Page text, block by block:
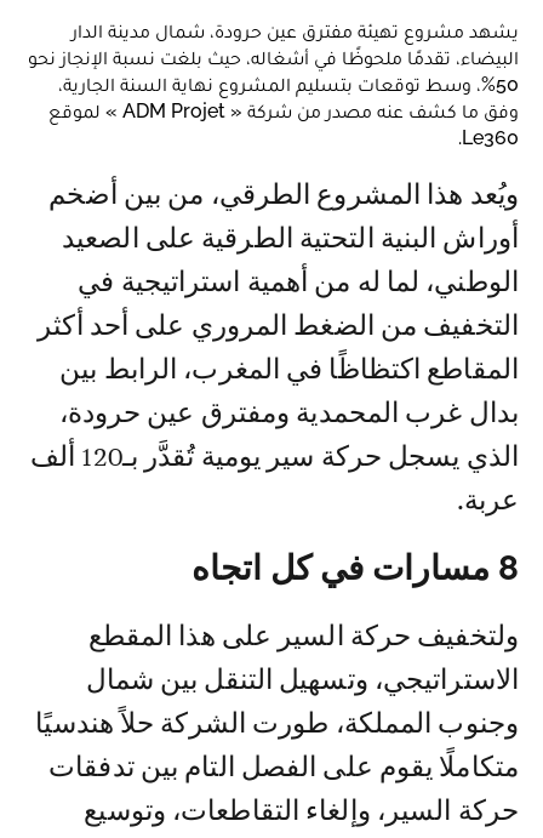
يشهد مشروع تهيئة مفترق عين حرودة، شمال مدينة الدار
البيضاء، تقدمًا ملحوظًا في أشغاله، حيث بلغت نسبة الإنجاز نحو
50%، وسط توقعات بتسليم المشروع نهاية السنة الجارية،
وفق ما كشف عنه مصدر من شركة « ADM Projet » لموقع
Le360.
ويُعد هذا المشروع الطرقي، من بين أضخم
أوراش البنية التحتية الطرقية على الصعيد
الوطني، لما له من أهمية استراتيجية في
التخفيف من الضغط المروري على أحد أكثر
المقاطع اكتظاظًا في المغرب، الرابط بين
بدال غرب المحمدية ومفترق عين حرودة،
الذي يسجل حركة سير يومية تُقدَّر بـ120 ألف
عربة.
8 مسارات في كل اتجاه
ولتخفيف حركة السير على هذا المقطع
الاستراتيجي، وتسهيل التنقل بين شمال
وجنوب المملكة، طورت الشركة حلاً هندسيًا
متكاملًا يقوم على الفصل التام بين تدفقات
حركة السير، وإلغاء التقاطعات، وتوسيع